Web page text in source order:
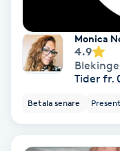
LPG
LPG-behandling
LPG-massage
Monica
4.9
Tider fr.
Betala senare